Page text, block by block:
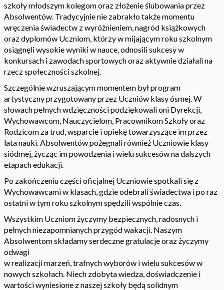
szkoły młodszym kolegom oraz złożenie ślubowania przez
Absolwentów. Tradycyjnie nie zabrakło także momentu
wręczenia świadectw z wyróżnieniem, nagród książkowych
oraz dyplomów Uczniom, którzy w mijającym roku szkolnym
osiągnęli wysokie wyniki w nauce, odnosili sukcesy w
konkursach i zawodach sportowych oraz aktywnie działali na
rzecz społeczności szkolnej.
Szczególnie wzruszającym momentem był program
artystyczny przygotowany przez Uczniów klasy ósmej. W
słowach pełnych wdzięczności podziękowali oni Dyrekcji,
Wychowawcom, Nauczycielom, Pracownikom Szkoły oraz
Rodzicom za trud, wsparcie i opiekę towarzyszące im przez
lata nauki. Absolwentów pożegnali również Uczniowie klasy
siódmej, życząc im powodzenia i wielu sukcesów na dalszych
etapach edukacji.
Po zakończeniu części oficjalnej Uczniowie spotkali się z
Wychowawcami w klasach, gdzie odebrali świadectwa i po raz
ostatni w tym roku szkolnym spędzili wspólnie czas.
Wszystkim Uczniom życzymy bezpiecznych, radosnych i
pełnych niezapomnianych przygód wakacji. Naszym
Absolwentom składamy serdeczne gratulacje oraz życzymy
odwagi
w realizacji marzeń, trafnych wyborów i wielu sukcesów w
nowych szkołach. Niech zdobyta wiedza, doświadczenie i
wartości wyniesione z naszej szkoły będą solidnym